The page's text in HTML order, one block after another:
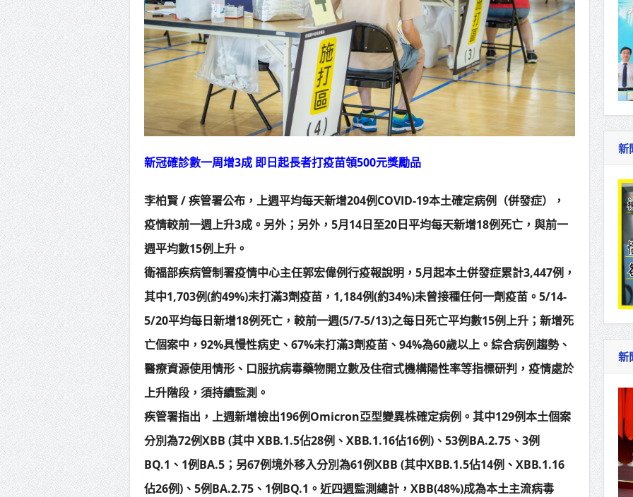
新冠確診數一周增3成 即日起長者打疫苗領500元獎勵品
李柏賢 / 疾管署公布，上週平均每天新增204例COVID-19本土確定病例（併發症），
疫情較前一週上升3成。另外；另外，5月14日至20日平均每天新增18例死亡，與前一
週平均數15例上升。
衛福部疾病管制署疫情中心主任郭宏偉例行疫報說明，5月起本土併發症累計3,447例，
其中1,703例(約49%)未打滿3劑疫苗，1,184例(約34%)未曾接種任何一劑疫苗。5/14-
5/20平均每日新增18例死亡，較前一週(5/7-5/13)之每日死亡平均數15例上升；新增死
亡個案中，92%具慢性病史、67%未打滿3劑疫苗、94%為60歲以上。綜合病例趨勢、
醫療資源使用情形、口服抗病毒藥物開立數及住宿式機構陽性率等指標研判，疫情處於
上升階段，須持續監測。
疾管署指出，上週新增檢出196例Omicron亞型變異株確定病例。其中129例本土個案
分別為72例XBB (其中 XBB.1.5佔28例、XBB.1.16佔16例)、53例BA.2.75、3例
BQ.1、1例BA.5；另67例境外移入分別為61例XBB (其中XBB.1.5佔14例、XBB.1.16
佔26例)、5例BA.2.75、1例BQ.1。近四週監測總計，XBB(48%)成為本土主流病毒
新
新